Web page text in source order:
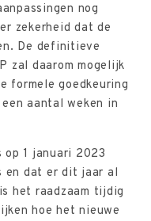
nog
zekerheid dat de
De definitieve
zal daarom mogelijk
formele goedkeuring
aantal weken in
op 1 januari 2023
en dat er dit jaar al
het raadzaam tijdig
hoe het nieuwe